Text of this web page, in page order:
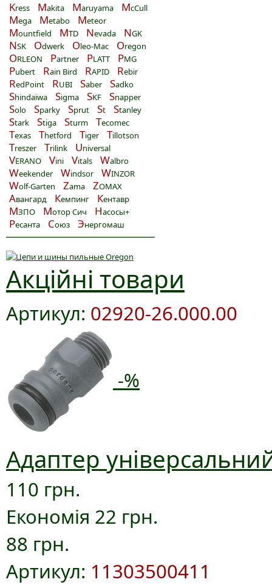
Kress Makita Maruyama McCull
Mega Metabo Meteor
Mountfield MTD Nevada NGK
NSK Odwerk Oleo-Mac Oregon
ORLEON Partner PLATT PMG
Pubert Rain Bird RAPID Rebir
RedPoint RUBI Saber Sadko
Shindaiwa Sigma SKF Snapper
Solo Sparky Sprut St Stanley
Stark Stiga Sturm Tecomec
Texas Thetford Tiger Tillotson
Treszer Trilink Universal
VERANO Vini Vitals Walbro
Weekender Windsor WINZOR
Wolf-Garten Zama ZOMAX
Авангард Кемпинг Кентавр
МЗПО Мотор Сич Насосы+
Ресанта Союз Энергомаш
Акційні товари
Артикул: 02920-26.000.00
-%
Адаптер
110 грн.
Економія 22 грн.
88 грн.
Артикул: 11303500411